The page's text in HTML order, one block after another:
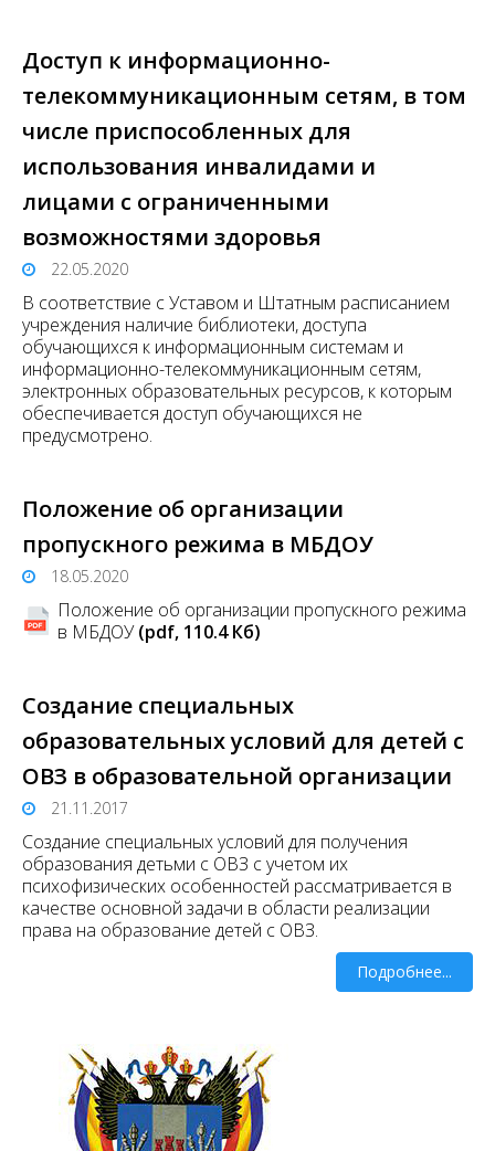
Доступ к информационно-
телекоммуникационным сетям, в том
числе приспособленных для
использования инвалидами и
лицами с ограниченными
возможностями здоровья
22.05.2020
В соответствие с Уставом и Штатным расписанием
учреждения наличие библиотеки, доступа
обучающихся к информационным системам и
информационно-телекоммуникационным сетям,
электронных образовательных ресурсов, к которым
обеспечивается доступ обучающихся не
предусмотрено.
Положение об организации
пропускного режима в МБДОУ
18.05.2020
Положение об организации пропускного режима
в МБДОУ(pdf, 110.4 Кб)
Создание специальных
образовательных условий для детей с
ОВЗ в образовательной организации
21.11.2017
Создание специальных условий для получения
образования детьми с ОВЗ с учетом их
психофизических особенностей рассматривается в
качестве основной задачи в области реализации
права на образование детей с ОВЗ.
Подробнее...